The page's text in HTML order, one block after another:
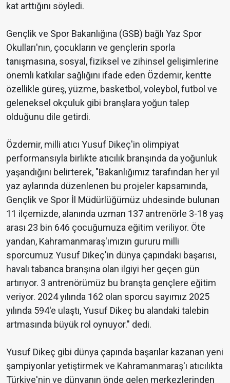
kat arttığını söyledi.
Gençlik ve Spor Bakanlığına (GSB) bağlı Yaz Spor
Okulları'nın, çocukların ve gençlerin sporla
tanışmasına, sosyal, fiziksel ve zihinsel gelişimlerine
önemli katkılar sağlığını ifade eden Özdemir, kentte
özellikle güreş, yüzme, basketbol, voleybol, futbol ve
geleneksel okçuluk gibi branşlara yoğun talep
olduğunu dile getirdi.
Özdemir, milli atıcı Yusuf Dikeç'in olimpiyat
performansıyla birlikte atıcılık branşında da yoğunluk
yaşandığını belirterek, "Bakanlığımız tarafından her yıl
yaz aylarında düzenlenen bu projeler kapsamında,
Gençlik ve Spor İl Müdürlüğümüz uhdesinde bulunan
11 ilçemizde, alanında uzman 137 antrenörle 3-18 yaş
arası 23 bin 646 çocuğumuza eğitim veriliyor. Öte
yandan, Kahramanmaraş'ımızın gururu milli
sporcumuz Yusuf Dikeç'in dünya çapındaki başarısı,
havalı tabanca branşına olan ilgiyi her geçen gün
artırıyor. 3 antrenörümüz bu branşta gençlere eğitim
veriyor. 2024 yılında 162 olan sporcu sayımız 2025
yılında 594'e ulaştı, Yusuf Dikeç bu alandaki talebin
artmasında büyük rol oynuyor." dedi.
Yusuf Dikeç gibi dünya çapında başarılar kazanan yeni
şampiyonlar yetiştirmek ve Kahramanmaraş'ı atıcılıkta
Türkiye'nin ve dünyanın önde gelen merkezlerinden